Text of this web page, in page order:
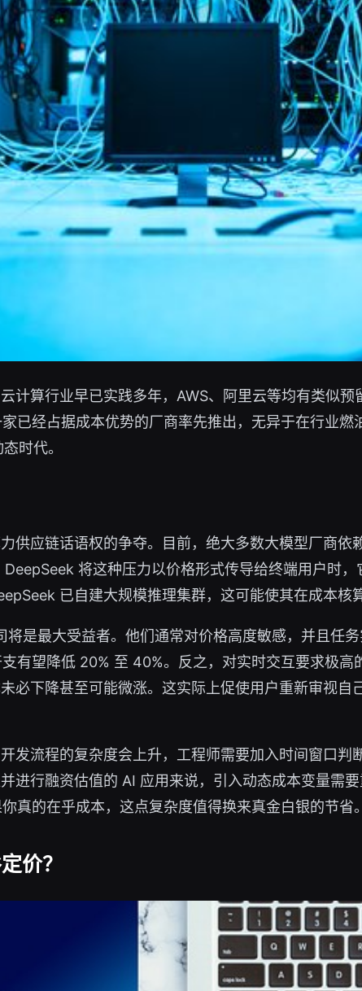
计算行业早已实践多年，AWS、阿里云等均有类似
已经占据成本优势的厂商率先推出，无异于在行业
时代。
供应链话语权的争夺。目前，绝大多数大模型厂商依
将这种压力以价格形式传导给终端用户时
已自建大规模推理集群，这可能使其在成本核
是最大受益者。他们通常对价格高度敏感，并且任
有望降低 20% 至 40%。反之，对实时交互要求极
必下降甚至可能微涨。这实际上促使用户重新审视自
发流程的复杂度会上升，工程师需要加入时间窗口判
进行融资估值的 AI 应用来说，引入动态成本变量需
真的在乎成本，这点复杂度值得换来真金白银的节省
价？